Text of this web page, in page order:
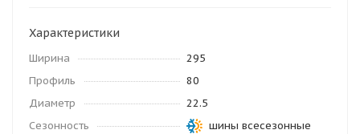
Характеристики
Ширина
295
Профиль
80
Диаметр
22.5
Сезонность
шины всесезонные